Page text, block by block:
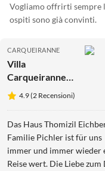
Vogliamo offrirti sempre
ospiti sono già convinti.
CARQUEIRANNE
Villa
Carqueiranne
in montagna
4.9 (2 Recensioni)
Das Haus Thomizil
Familie Pichler ist für uns
immer und immer wieder
Reise wert. Die Liebe zum